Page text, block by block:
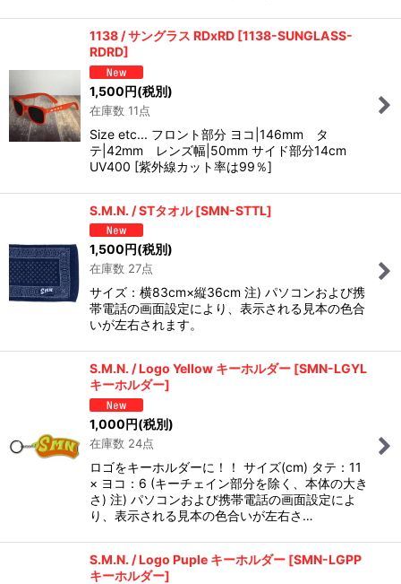
1138 / サングラス RDxRD [1138-SUNGLASS-
RDRD]
1,500円(税別)
在庫数 11点
Size etc... フロント部分 ヨコ|146mm タ
テ|42mm レンズ幅|50mm サイド部分14cm
UV400 [紫外線カット率は99％]
S.M.N. / STタオル [SMN-STTL]
1,500円(税別)
在庫数 27点
サイズ：横83cm×縦36cm 注) パソコンおよび携
帯電話の画面設定により、表示される見本の色合
いが左右されます。
S.M.N. / Logo Yellow キーホルダー [SMN-LGYL
キーホルダー]
1,000円(税別)
在庫数 24点
ロゴをキーホルダーに！！ サイズ(cm) タテ：11
× ヨコ：6 (キーチェイン部分を除く、本体の大き
さ) 注) パソコンおよび携帯電話の画面設定によ
り、表示される見本の色合いが左右さ…
S.M.N. / Logo Puple キーホルダー [SMN-LGPP
キーホルダー]